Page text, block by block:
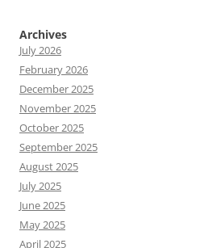
Archives
July 2026
February 2026
December 2025
November 2025
October 2025
September 2025
August 2025
July 2025
June 2025
May 2025
April 2025